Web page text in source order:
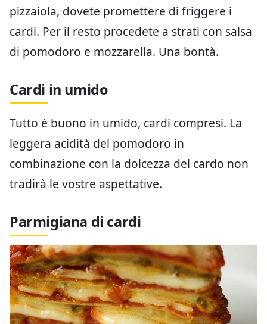
pizzaiola, dovete promettere di friggere i
cardi. Per il resto procedete a strati con salsa
di pomodoro e mozzarella. Una bontà.
Cardi in umido
Tutto è buono in umido, cardi compresi. La
leggera acidità del pomodoro in
combinazione con la dolcezza del cardo non
tradirà le vostre aspettative.
Parmigiana di cardi